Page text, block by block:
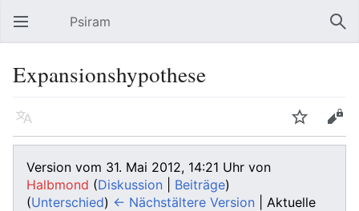
Hauptmenü öffnen Psiram
Expansionshypothese
Sprache Beobachten Bearbeiten
Version vom 31. Mai 2012, 14:21 Uhr von
Halbmond (Diskussion Beiträge)
(Unterschied) ← Nächstältere Version | Aktuelle